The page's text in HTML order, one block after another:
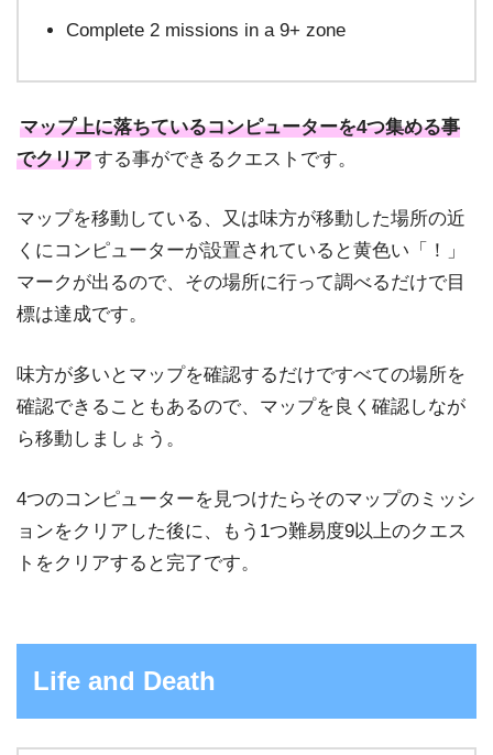
Complete 2 missions in a 9+ zone
マップ上に落ちているコンピューターを4つ集める事
でクリアする事ができるクエストです。
マップを移動している、又は味方が移動した場所の近
くにコンピューターが設置されていると黄色い「！」
マークが出るので、その場所に行って調べるだけで目
標は達成です。
味方が多いとマップを確認するだけですべての場所を
確認できることもあるので、マップを良く確認しなが
ら移動しましょう。
4つのコンピューターを見つけたらそのマップのミッシ
ョンをクリアした後に、もう1つ難易度9以上のクエス
トをクリアすると完了です。
Life and Death